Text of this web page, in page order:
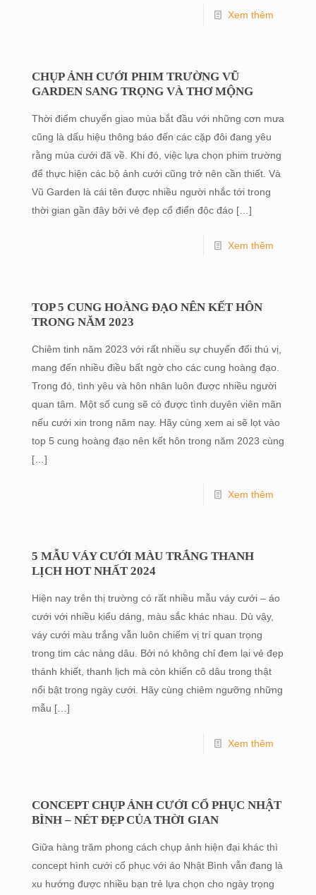
Xem thêm
CHỤP ẢNH CƯỚI PHIM TRƯỜNG VŨ
GARDEN SANG TRỌNG VÀ THƠ MỘNG
Thời điểm chuyển giao mùa bắt đầu với những cơn mưa
cũng là dấu hiệu thông báo đến các cặp đôi đang yêu
rằng mùa cưới đã về. Khi đó, việc lựa chọn phim trường
để thực hiện các bộ ảnh cưới cũng trở nên cần thiết. Và
Vũ Garden là cái tên được nhiều người nhắc tới trong
thời gian gần đây bởi vẻ đẹp cổ điển độc đáo […]
Xem thêm
TOP 5 CUNG HOÀNG ĐẠO NÊN KẾT HÔN
TRONG NĂM 2023
Chiêm tinh năm 2023 với rất nhiều sự chuyển đổi thú vị,
mang đến nhiều điều bất ngờ cho các cung hoàng đạo.
Trong đó, tình yêu và hôn nhân luôn được nhiều người
quan tâm. Một số cung sẽ có được tình duyên viên mãn
nếu cưới xin trong năm nay. Hãy cùng xem ai sẽ lọt vào
top 5 cung hoàng đạo nên kết hôn trong năm 2023 cùng
[…]
Xem thêm
5 MẪU VÁY CƯỚI MÀU TRẮNG THANH
LỊCH HOT NHẤT 2024
Hiện nay trên thị trường có rất nhiều mẫu váy cưới – áo
cưới với nhiều kiểu dáng, màu sắc khác nhau. Dù vậy,
váy cưới màu trắng vẫn luôn chiếm vị trí quan trọng
trong tim các nàng dâu. Bởi nó không chỉ đem lại vẻ đẹp
thánh khiết, thanh lịch mà còn khiến cô dâu trong thật
nổi bật trong ngày cưới. Hãy cùng chiêm ngưỡng những
mẫu […]
Xem thêm
CONCEPT CHỤP ẢNH CƯỚI CỔ PHỤC NHẬT
BÌNH – NÉT ĐẸP CỦA THỜI GIAN
Giữa hàng trăm phong cách chụp ảnh hiện đại khác thì
concept hình cưới cổ phục với áo Nhật Bình vẫn đang là
xu hướng được nhiều bạn trẻ lựa chọn cho ngày trọng